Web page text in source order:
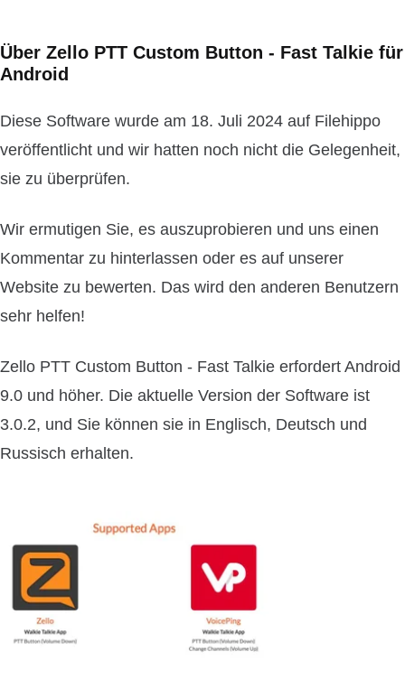
Über Zello PTT Custom Button - Fast Talkie für
Android
Diese Software wurde am 18. Juli 2024 auf Filehippo
veröffentlicht und wir hatten noch nicht die Gelegenheit,
sie zu überprüfen.
Wir ermutigen Sie, es auszuprobieren und uns einen
Kommentar zu hinterlassen oder es auf unserer
Website zu bewerten. Das wird den anderen Benutzern
sehr helfen!
Zello PTT Custom Button - Fast Talkie erfordert Android
9.0 und höher. Die aktuelle Version der Software ist
3.0.2, und Sie können sie in Englisch, Deutsch und
Russisch erhalten.